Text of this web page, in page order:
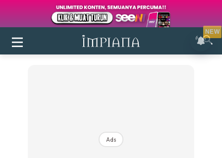
Login|Register
Ads
NEW